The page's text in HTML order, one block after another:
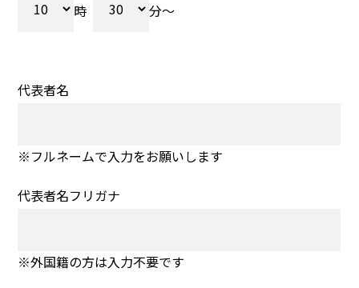
時 分～
代表者名
※フルネームで入力をお願いします
代表者名フリガナ
※外国籍の方は入力不要です